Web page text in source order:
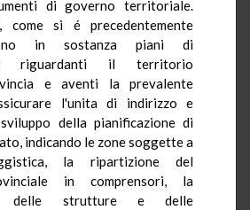
di governo territoriale.
come si é precedentemente
in sostanza piani di
riguardanti il territorio
e aventi la prevalente
l'unita di indirizzo e
della pianificazione di
indicando le zone soggette a
la ripartizione del
in comprensori, la
delle strutture e delle